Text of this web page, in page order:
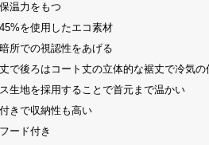
温力をもつ
を使用したエコ素材
所での視認性をあげる
で後ろはコート丈の立体的な裾丈で冷気
生地を採用することで首元まで温かい
きで収納性も高い
ード付き